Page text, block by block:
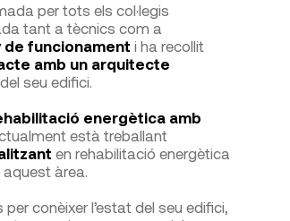
per tots els col·legis
tant a tècnics com a
de funcionament i ha recollit
amb un arquitecte
seu edifici.
energètica amb
està treballant
en rehabilitació energètica
àrea.
conèixer l’estat del seu edifici,